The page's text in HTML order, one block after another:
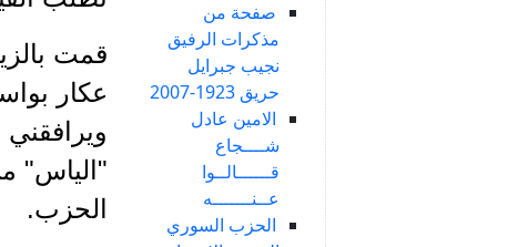
صفحة من
مذكرات الرفيق
نجيب جبرايل
حريق 1923-2007
الامين عادل
شــــجاع
قــــــالــوا
عــنـــــــه
الحزب السوري
عكار
"الياس"
الحزب.